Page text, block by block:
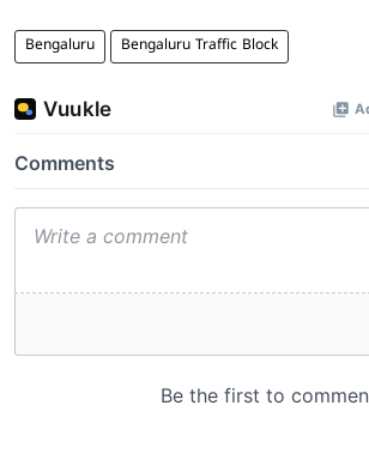
Bengaluru Bengaluru Traffic Block